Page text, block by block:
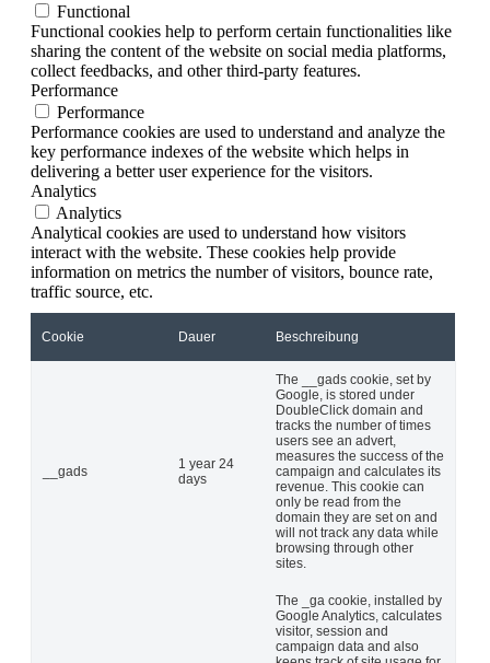
Functional
Functional cookies help to perform certain functionalities like
sharing the content of the website on social media platforms,
collect feedbacks, and other third-party features.
Performance
Performance
Performance cookies are used to understand and analyze the
key performance indexes of the website which helps in
delivering a better user experience for the visitors.
Analytics
Analytics
Analytical cookies are used to understand how visitors
interact with the website. These cookies help provide
information on metrics the number of visitors, bounce rate,
traffic source, etc.
Cookie Dauer Beschreibung
__gads
1 year 24
days
The __gads cookie, set by
Google, is stored under
DoubleClick domain and
tracks the number of times
users see an advert,
measures the success of the
campaign and calculates its
revenue. This cookie can
only be read from the
domain they are set on and
will not track any data while
browsing through other
sites.
The _ga cookie, installed by
Google Analytics, calculates
visitor, session and
campaign data and also